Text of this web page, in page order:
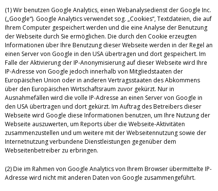
(1) Wir benutzen Google Analytics, einen Webanalysedienst der Google Inc.
(„Google“). Google Analytics verwendet sog. „Cookies“, Textdateien, die auf
Ihrem Computer gespeichert werden und die eine Analyse der Benutzung
der Webseite durch Sie ermöglichen. Die durch den Cookie erzeugten
Informationen über Ihre Benutzung dieser Webseite werden in der Regel an
einen Server von Google in den USA übertragen und dort gespeichert. Im
Falle der Aktivierung der IP-Anonymisierung auf dieser Webseite wird Ihre
IP-Adresse von Google jedoch innerhalb von Mitgliedstaaten der
Europäischen Union oder in anderen Vertragsstaaten des Abkommens
über den Europäischen Wirtschaftsraum zuvor gekürzt. Nur in
Ausnahmefällen wird die volle IP-Adresse an einen Server von Google in
den USA übertragen und dort gekürzt. Im Auftrag des Betreibers dieser
Webseite wird Google diese Informationen benutzen, um Ihre Nutzung der
Webseite auszuwerten, um Reports über die Webseite-Aktivitäten
zusammenzustellen und um weitere mit der Webseitennutzung sowie der
Internetnutzung verbundene Dienstleistungen gegenüber dem
Webseitenbetreiber zu erbringen.
(2) Die im Rahmen von Google Analytics von Ihrem Browser übermittelte IP-
Adresse wird nicht mit anderen Daten von Google zusammengeführt.